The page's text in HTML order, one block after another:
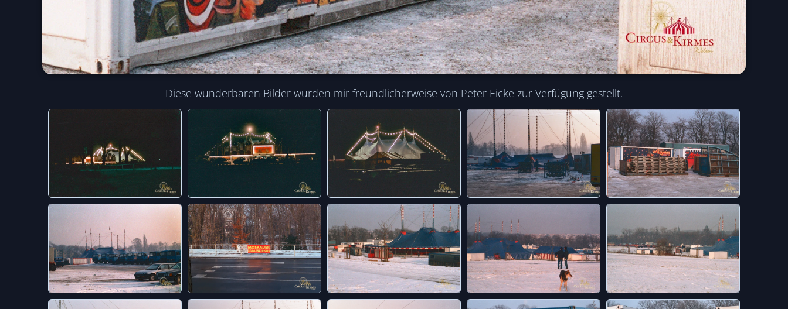
Diese wunderbaren Bilder wurden mir freundlicherweise von Peter Eicke zur Verfügung gestellt.